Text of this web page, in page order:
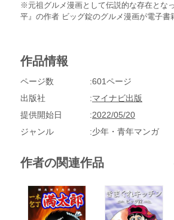
※元祖グルメ漫画として伝説的な存在とな
平』の作者 ビッグ錠のグルメ漫画が電子書
な料理人との包丁バトルに挑戦する。完全
行本未発売エピソードとなっています。
作品情報
ページ数
601ページ
出版社
マイナビ出版
提供開始日
2022/05/20
ジャンル
少年・青年マンガ
作者の関連作品